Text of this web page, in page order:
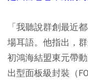
「我聽說群創最近
場耳語。他指出，
初鴻海結盟東元帶
出型面板級封裝（